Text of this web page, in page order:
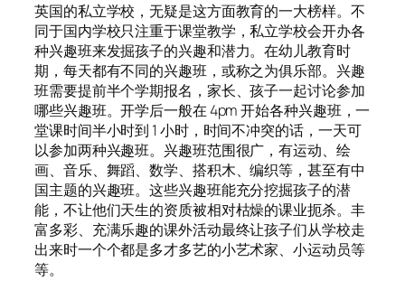
英国的私立学校，无疑是这方面教育的一大榜样。不
同于国内学校只注重于课堂教学，私立学校会开办各
种兴趣班来发掘孩子的兴趣和潜力。在幼儿教育时
期，每天都有不同的兴趣班，或称之为俱乐部。兴趣
班需要提前半个学期报名，家长、孩子一起讨论参加
哪些兴趣班。开学后一般在 4pm 开始各种兴趣班，一
堂课时间半小时到 1 小时，时间不冲突的话，一天可
以参加两种兴趣班。兴趣班范围很广，有运动、绘
画、音乐、舞蹈、数学、搭积木、编织等，甚至有中
国主题的兴趣班。这些兴趣班能充分挖掘孩子的潜
能，不让他们天生的资质被相对枯燥的课业扼杀。丰
富多彩、充满乐趣的课外活动最终让孩子们从学校走
出来时一个个都是多才多艺的小艺术家、小运动员等
等。